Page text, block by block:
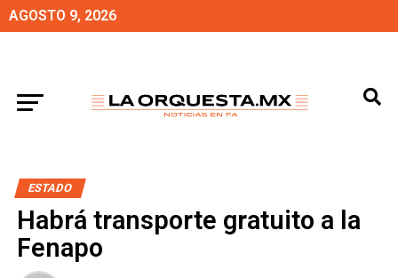
AGOSTO 9, 2026
ESTADO
Habrá transporte gratuito a la
Fenapo